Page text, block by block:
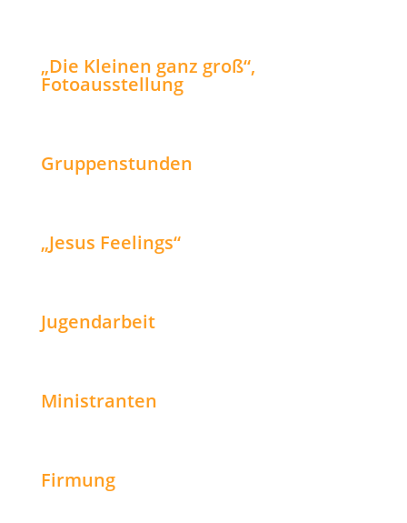
„Die Kleinen ganz groß“,
Fotoausstellung
Gruppenstunden
„Jesus Feelings“
Jugendarbeit
Ministranten
Firmung